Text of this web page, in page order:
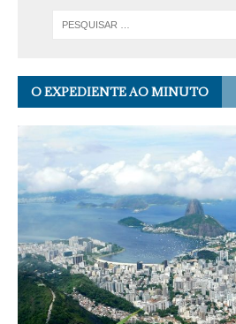
O EXPEDIENTE AO MINUTO